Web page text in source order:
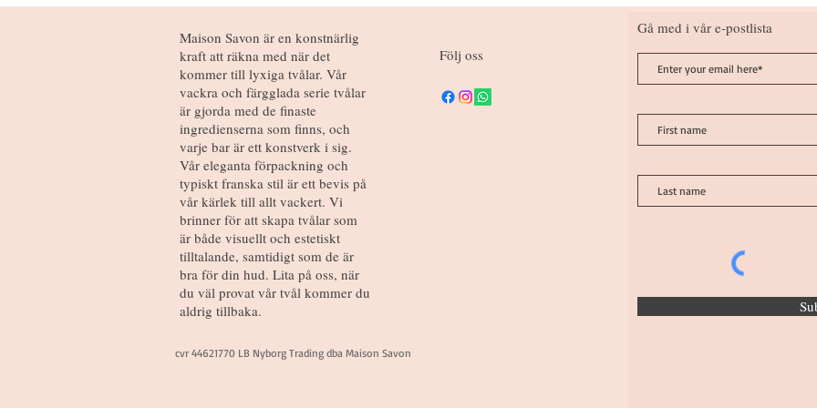
Maison Savon är en konstnärlig
kraft att räkna med när det
kommer till lyxiga tvålar. Vår
vackra och färgglada serie tvålar
är gjorda med de finaste
ingredienserna som finns, och
varje bar är ett konstverk i sig.
Vår eleganta förpackning och
typiskt franska stil är ett bevis på
vår kärlek till allt vackert. Vi
brinner för att skapa tvålar som
är både visuellt och estetiskt
tilltalande, samtidigt som de är
bra för din hud. Lita på oss, när
du väl provat vår tvål kommer du
aldrig tillbaka.
Följ oss
cvr 44621770 LB Nyborg Trading dba Maison Savon
Gå med i vår e-postlista